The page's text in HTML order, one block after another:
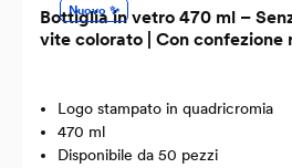
Nuovo ✨
Bottiglia in vetro 470 ml –
vite colorato | Con confezione
Logo stampato in quadricromia
470 ml
Disponibile da 50 pezzi